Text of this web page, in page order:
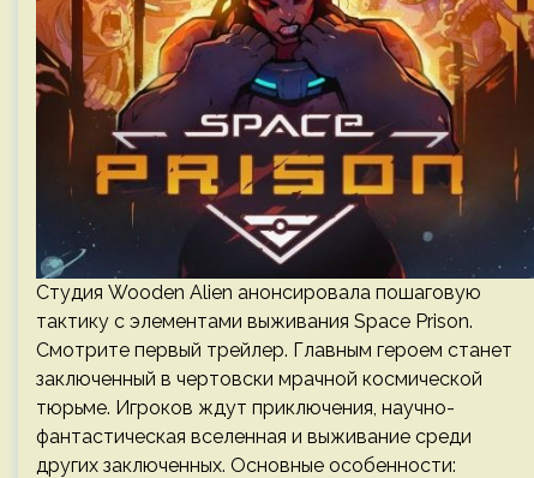
Студия Wooden Alien анонсировала пошаговую
тактику с элементами выживания Space Prison.
Смотрите первый трейлер. Главным героем станет
заключенный в чертовски мрачной космической
тюрьме. Игроков ждут приключения, научно-
фантастическая вселенная и выживание среди
других заключенных. Основные особенности: